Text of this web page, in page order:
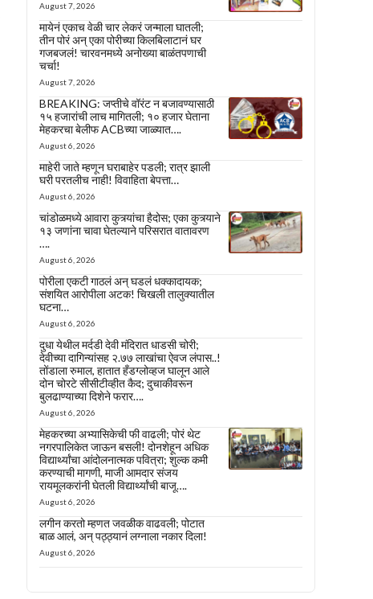
August 7, 2026
मायेनं एकाच वेळी चार लेकरं जन्माला घातली;
तीन पोरं अन् एका पोरीच्या किलबिलाटानं घर
गजबजलं! चारवनमध्ये अनोख्या बाळंतपणाची
चर्चा!
August 7, 2026
BREAKING: जप्तीचे वॉरंट न बजावण्यासाठी
१५ हजारांची लाच मागितली; १० हजार घेताना
मेहकरचा बेलीफ ACBच्या जाळ्यात….
August 6, 2026
माहेरी जाते म्हणून घराबाहेर पडली; रात्र झाली
घरी परतलीच नाही! विवाहिता बेपत्ता…
August 6, 2026
चांडोळमध्ये आवारा कुत्र्यांचा हैदोस; एका कुत्र्याने
१३ जणांना चावा घेतल्याने परिसरात वातावरण
….
August 6, 2026
पोरीला एकटी गाठलं अन् घडलं धक्कादायक;
संशयित आरोपीला अटक! चिखली तालुक्यातील
घटना…
August 6, 2026
दुधा येथील मर्दडी देवी मंदिरात धाडसी चोरी;
देवीच्या दागिन्यांसह २.७७ लाखांचा ऐवज लंपास..!
तोंडाला रुमाल, हातात हँडग्लोव्हज घालून आले
दोन चोरटे सीसीटीव्हीत कैद; दुचाकीवरून
बुलढाण्याच्या दिशेने फरार….
August 6, 2026
मेहकरच्या अभ्यासिकेची फी वाढली; पोरं थेट
नगरपालिकेत जाऊन बसली! दोनशेहून अधिक
विद्यार्थ्यांचा आंदोलनात्मक पवित्रा; शुल्क कमी
करण्याची मागणी, माजी आमदार संजय
रायमूलकरांनी घेतली विद्यार्थ्यांची बाजू….
August 6, 2026
लगीन करतो म्हणत जवळीक वाढवली; पोटात
बाळ आलं, अन् पठ्ठ्यानं लग्नाला नकार दिला!
August 6, 2026